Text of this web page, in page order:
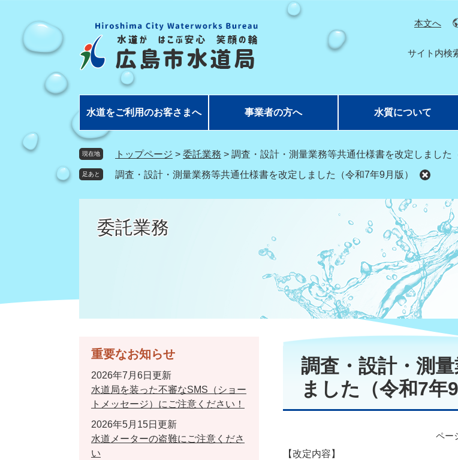
本文へ
サイト内検
水道をご利用のお客さまへ 事業者の方へ 水質について
現在地 トップページ > 委託業務 > 調査・設計・測量業務等共通仕様書を改定しました
足あと 調査・設計・測量業務等共通仕様書を改定しました（令和7年9月版）
委託業務
本
調査・設計・測
ました（令和7年9
ペー
【改定内容】
重要なお知らせ
2026年7月6日更新
水道局を装った不審なSMS（ショー
トメッセージ）にご注意ください！
2026年5月15日更新
水道メーターの盗難にご注意くださ
い